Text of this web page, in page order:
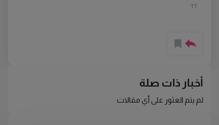
TT
أخبار ذات صلة
لم يتم العثور على أي مقالات